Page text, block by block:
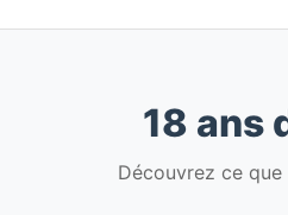
18 ans
Découvrez ce